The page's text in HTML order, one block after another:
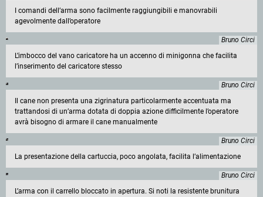
I comandi dell’arma sono facilmente raggiungibili e manovrabili
agevolmente dall’operatore
Bruno Circi
L’imbocco del vano caricatore ha un accenno di minigonna che facilita
l’inserimento del caricatore stesso
Bruno Circi
Il cane non presenta una zigrinatura particolarmente accentuata ma
trattandosi di un’arma dotata di doppia azione difficilmente l’operatore
avrà bisogno di armare il cane manualmente
Bruno Circi
La presentazione della cartuccia, poco angolata, facilita l’alimentazione
Bruno Circi
L’arma con il carrello bloccato in apertura. Si noti la resistente brunitura